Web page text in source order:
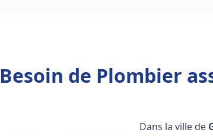
Besoin de Plombier
Dans la ville de